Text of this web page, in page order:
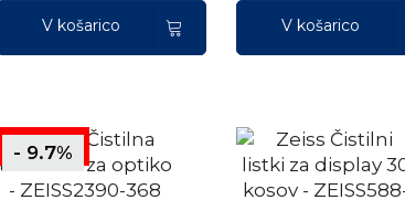
V košarico V košarico
- 9.7%